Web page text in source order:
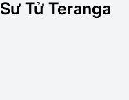
Sư Tử Teranga